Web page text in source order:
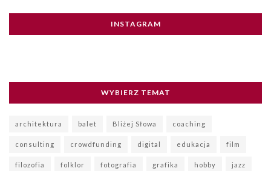
INSTAGRAM
WYBIERZ TEMAT
architektura balet Bliżej Słowa coaching
consulting crowdfunding digital edukacja film
filozofia folklor fotografia grafika hobby jazz